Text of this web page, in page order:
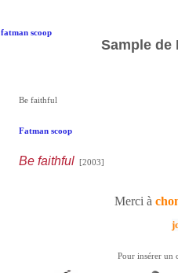
fatman scoop
Sample de
Be faithful
Fatman scoop
Be faithful[2003]
Merci à
Pour insérer un